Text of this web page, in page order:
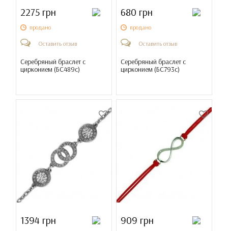
2275 грн
продано
Оставить отзыв
Серебряный браслет с
цирконием (БС489с)
680 грн
продано
Оставить отзыв
Серебряный браслет с
цирконием (БС793с)
1394 грн 909 грн